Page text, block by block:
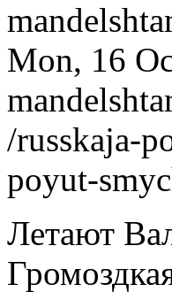
Mon, 16
/russkaja-
poyut-
Летают